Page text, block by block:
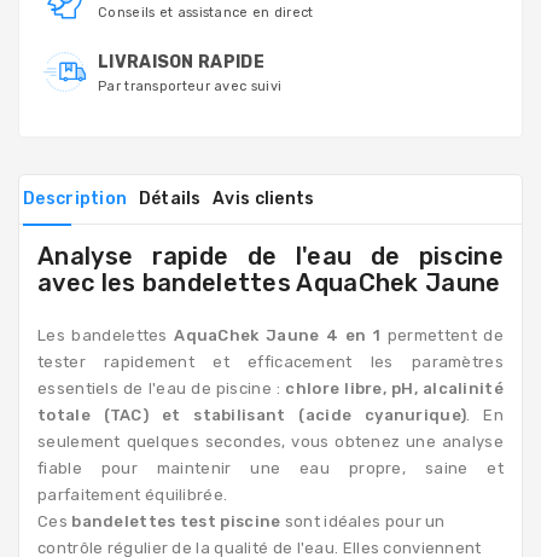
Conseils et assistance en direct
LIVRAISON RAPIDE
Par transporteur avec suivi
Description Détails Avis clients
Analyse rapide de l'eau de piscine
avec les bandelettes AquaChek Jaune
Les bandelettesAquaChek Jaune 4 en 1 permettent de
tester rapidement et efficacement les paramètres
essentiels de l'eau de piscine : chlore libre, pH, alcalinité
totale (TAC) et stabilisant (acide cyanurique). En
seulement quelques secondes, vous obtenez une analyse
fiable pour maintenir une eau propre, saine et
parfaitement équilibrée.
Ces bandelettes test piscine sont idéales pour un
contrôle régulier de la qualité de l'eau. Elles conviennent